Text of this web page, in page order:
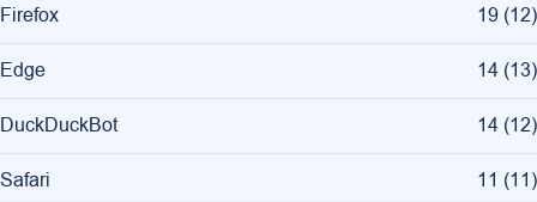
Firefox 19 (12)
Edge 14 (13)
DuckDuckBot 14 (12)
Safari 11 (11)